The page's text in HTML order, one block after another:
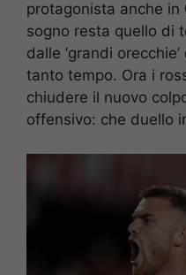
protagonista anche in
sogno resta quello di
dalle ‘grandi
tanto tempo. Ora i
chiudere il nuovo
offensivo: che duello